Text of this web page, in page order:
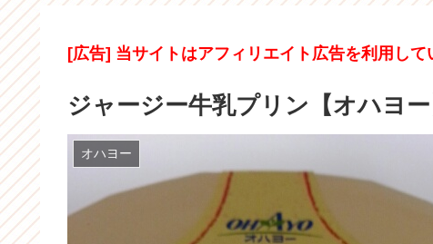
[広告] 当サイトはアフィリエイト広告を利用して
ジャージー牛乳プリン【オハヨー
オハヨー